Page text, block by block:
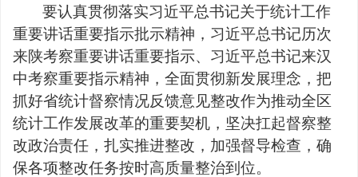
要认真贯彻落实习近平总书记关于统计工作
重要讲话重要指示批示精神，习近平总书记历次
来陕考察重要讲话重要指示、习近平总书记来汉
中考察重要指示精神，全面贯彻新发展理念，把
抓好省统计督察情况反馈意见整改作为推动全区
统计工作发展改革的重要契机，坚决扛起督察整
改政治责任，扎实推进整改，加强督导检查，确
保各项整改任务按时高质量整治到位。